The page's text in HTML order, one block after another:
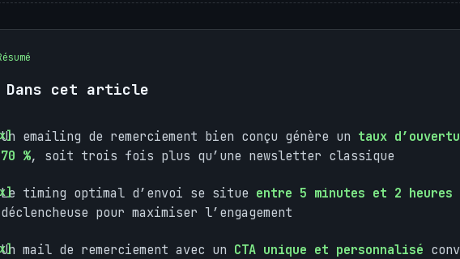
Dans cet article
Un emailing de remerciement bien conçu génère un taux
70 %, soit trois fois plus qu’une newsletter classique
Le timing optimal d’envoi se situe entre 5 minutes et 2 heures
déclencheuse pour maximiser l’engagement
Un mail de remerciement avec un CTA unique et personnalisé